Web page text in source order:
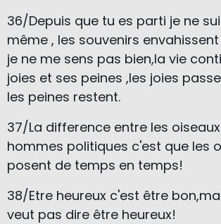
36/Depuis que tu es parti je ne
même , les souvenirs
je ne me sens pas bien,la vie
joies et ses peines ,les joies
les peines restent.
37/La difference entre les
hommes politiques c'est que les
posent de temps en temps!
38/Etre heureux c'est être
veut pas dire être heureux!